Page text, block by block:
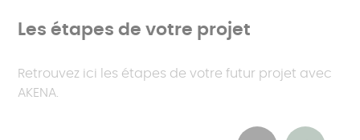
Les étapes de votre projet
Retrouvez ici les étapes de votre futur projet avec
AKENA.